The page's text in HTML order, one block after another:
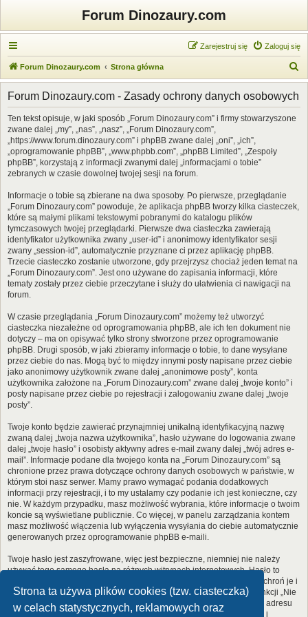
Strona ta używa plików cookies (tzw. ciasteczka)
w celach statystycznych, reklamowych oraz
Forum Dinozaury.com
Zaloguj się
Zarejestruj się
Forum Dinozaury.com Strona główna
z
Forum Dinozaury.com - Zasady ochrony danych osobowych
Ten tekst opisuje, w jaki sposób „Forum Dinozaury.com” i firmy stowarzyszone
zwane dalej „my”, „nas”, „nasz”, „Forum Dinozaury.com”,
„https://www.forum.dinozaury.com” i phpBB zwane dalej „oni”, „ich”,
„oprogramowanie phpBB”, „www.phpbb.com”, „phpBB Limited”, „Zespoły
phpBB”, korzystają z informacji zwanymi dalej „informacjami o tobie”
zebranych w czasie dowolnej twojej sesji na forum.
Informacje o tobie są zbierane na dwa sposoby. Po pierwsze, przeglądanie
„Forum Dinozaury.com” powoduje, że aplikacja phpBB tworzy kilka ciasteczek,
które są małymi plikami tekstowymi pobranymi do katalogu plików
tymczasowych twojej przeglądarki. Pierwsze dwa ciasteczka zawierają
identyfikator użytkownika zwany „user-id” i anonimowy identyfikator sesji
zwany „session-id”, automatycznie przyznane ci przez aplikację phpBB.
Trzecie ciasteczko zostanie utworzone, gdy przejrzysz chociaż jeden temat na
„Forum Dinozaury.com”. Jest ono używane do zapisania informacji, które
tematy zostały przez ciebie przeczytane i służy do ułatwienia ci nawigacji na
forum.
W czasie przeglądania „Forum Dinozaury.com” możemy też utworzyć
ciasteczka niezależne od oprogramowania phpBB, ale ich ten dokument nie
dotyczy – ma on opisywać tylko strony stworzone przez oprogramowanie
phpBB. Drugi sposób, w jaki zbieramy informacje o tobie, to dane wysyłane
przez ciebie do nas. Mogą być to między innymi posty napisane przez ciebie
jako anonimowy użytkownik zwane dalej „anonimowe posty”, konta
użytkownika założone na „Forum Dinozaury.com” zwane dalej „twoje konto” i
posty napisane przez ciebie po rejestracji i zalogowaniu zwane dalej „twoje
posty”.
Twoje konto będzie zawierać przynajmniej unikalną identyfikacyjną nazwę
zwaną dalej „twoja nazwa użytkownika”, hasło używane do logowania zwane
dalej „twoje hasło” i osobisty aktywny adres e-mail zwany dalej „twój adres e-
mail”. Informacje podane dla twojego konta na „Forum Dinozaury.com” są
chronione przez prawa dotyczące ochrony danych osobowych w państwie, w
którym stoi nasz serwer. Mamy prawo wymagać podania dodatkowych
informacji przy rejestracji, i to my ustalamy czy podanie ich jest konieczne, czy
nie. W każdym przypadku, masz możliwość wybrania, które informacje o twoim
koncie są wyświetlane publicznie. Co więcej, w panelu zarządzania kontem
masz możliwość włączenia lub wyłączenia wysyłania do ciebie automatycznie
generowanych przez oprogramowanie phpBB e-maili.
Twoje hasło jest zaszyfrowane, więc jest bezpieczne, niemniej nie należy
używać tego samego hasła na różnych witrynach internetowych. Hasło to
umożliwia dostęp do twojego konta na „Forum Dinozaury.com”, więc chroń je i
w żadnym wypadku nie podawajnikomu. Jeśli je zapomnisz, użyj funkcji „Nie
pamiętam hasła”. Witryna poprosi cię o podanie nazwy użytkownika i adresu
e-mail. Po podaniu tych danych zostanie wygenerowane nowe hasło i